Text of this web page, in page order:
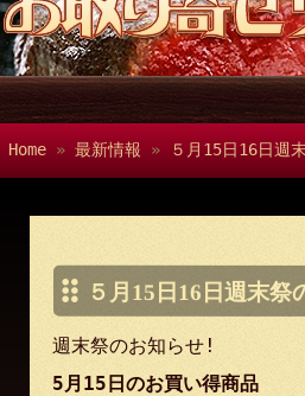
Home » 最新情報 » ５月15日16日週
５月15日16日週末祭
週末祭のお知らせ!
5月15日のお買い得商品